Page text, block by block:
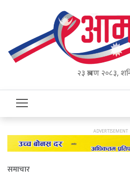
२३ श्रावण २०८३,
समाचार